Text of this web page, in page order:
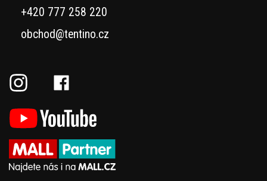
+420 777 258 220
obchod@tentino.cz